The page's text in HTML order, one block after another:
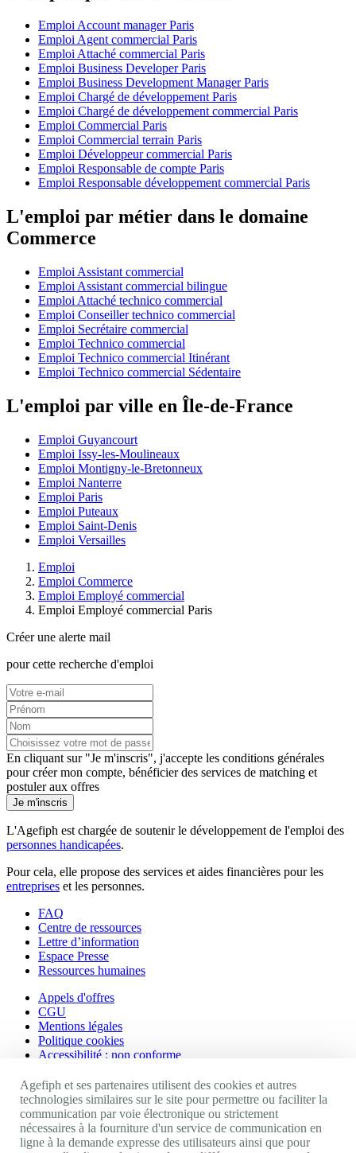
Emploi Account manager Paris
Emploi Agent commercial Paris
Emploi Attaché commercial Paris
Emploi Business Developer Paris
Emploi Business Development Manager Paris
Emploi Chargé de développement Paris
Emploi Chargé de développement commercial Paris
Emploi Commercial Paris
Emploi Commercial terrain Paris
Emploi Développeur commercial Paris
Emploi Responsable de compte Paris
Emploi Responsable développement commercial Paris
L'emploi par métier dans le domaine
Commerce
Emploi Assistant commercial
Emploi Assistant commercial bilingue
Emploi Attaché technico commercial
Emploi Conseiller technico commercial
Emploi Secrétaire commercial
Emploi Technico commercial
Emploi Technico commercial Itinérant
Emploi Technico commercial Sédentaire
L'emploi par ville en Île-de-France
Emploi Guyancourt
Emploi Issy-les-Moulineaux
Emploi Montigny-le-Bretonneux
Emploi Nanterre
Emploi Paris
Emploi Puteaux
Emploi Saint-Denis
Emploi Versailles
Emploi
Emploi Commerce
Emploi Employé commercial
Emploi Employé commercial Paris
Créer une alerte mail
pour cette recherche d'emploi
En cliquant sur "Je m'inscris", j'accepte les conditions générales
pour créer mon compte, bénéficier des services de matching et
postuler aux offres
Je m'inscris
L'Agefiph est chargée de soutenir le développement de l'emploi des
personnes handicapées.
Pour cela, elle propose des services et aides financières pour les
entreprises et les personnes.
FAQ
Centre de ressources
Lettre d’information
Espace Presse
Ressources humaines
Appels d'offres
CGU
Mentions légales
Politique cookies
Accessibilité : non conforme
Nos autres sites
Site portail Agefiph
Activateur de progrès
Agefiph et ses partenaires utilisent des cookies et autres
technologies similaires sur le site pour permettre ou faciliter la
communication par voie électronique ou strictement
nécessaires à la fourniture d'un service de communication en
ligne à la demande expresse des utilisateurs ainsi que pour